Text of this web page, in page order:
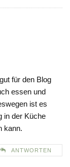
für den Blog
essen und
ist es
in der Küche
kann.
ANTWORTEN